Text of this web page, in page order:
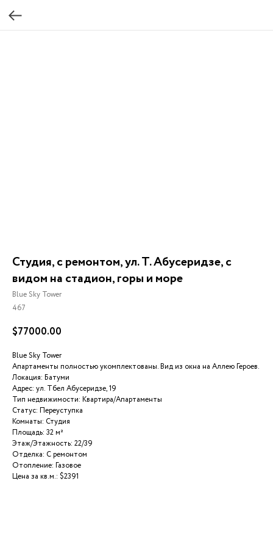
Студия, с ремонтом, ул. Т. Абусеридзе, с
видом на стадион, горы и море
Blue Sky Tower
467
$77000.00
Blue Sky Tower
Апартаменты полностью укомплектованы. Вид из окна на Аллею Героев.
Локация: Батуми
Адрес: ул. Тбел Абусеридзе, 19
Тип недвижимости: Квартира/Апартаменты
Статус: Переуступка
Комнаты: Студия
Площадь: 32 м²
Этаж/Этажность: 22/39
Отделка: С ремонтом
Отопление: Газовое
Цена за кв.м.: $2391